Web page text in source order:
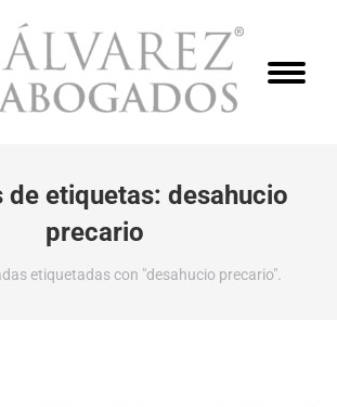
de etiquetas: desahucio
precario
etiquetadas con "desahucio precario".